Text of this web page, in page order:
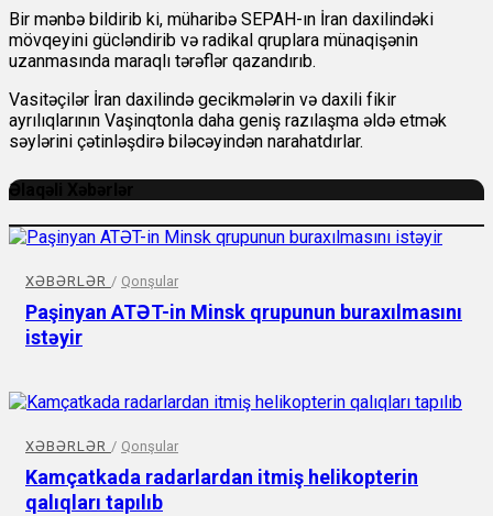
Bir mənbə bildirib ki, müharibə SEPAH-ın İran daxilindəki
mövqeyini gücləndirib və radikal qruplara münaqişənin
uzanmasında maraqlı tərəflər qazandırıb.
Vasitəçilər İran daxilində gecikmələrin və daxili fikir
ayrılıqlarının Vaşinqtonla daha geniş razılaşma əldə etmək
səylərini çətinləşdirə biləcəyindən narahatdırlar.
Əlaqəli Xəbərlər
XƏBƏRLƏR / Qonşular
Paşinyan ATƏT-in Minsk qrupunun buraxılmasını
istəyir
XƏBƏRLƏR / Qonşular
Kamçatkada radarlardan itmiş helikopterin
qalıqları tapılıb